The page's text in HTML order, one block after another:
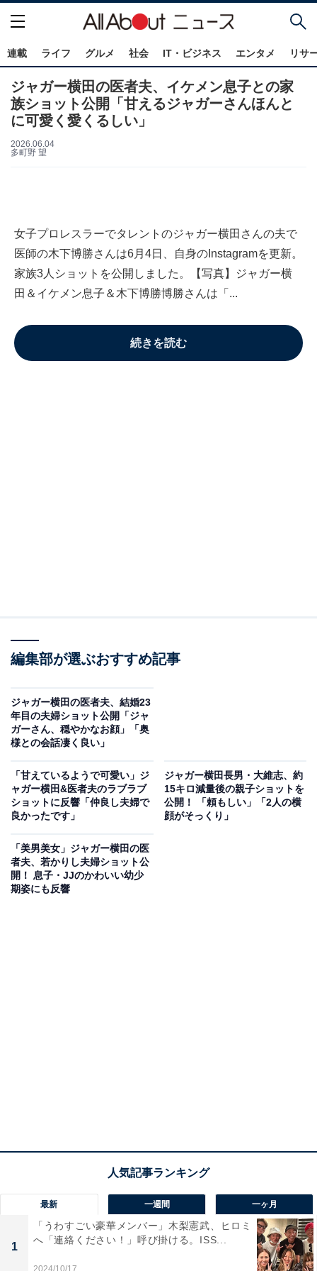
連載 ライフ グルメ 社会 IT・ビジネス エンタメ リサ
ジャガー横田の医者夫、イケメン息子との家
族ショット公開「甘えるジャガーさんほんと
に可愛く愛くるしい」
2026.06.04
多町野 望
女子プロレスラーでタレントのジャガー横田さんの夫で
医師の木下博勝さんは6月4日、自身のInstagramを更新。
家族3人ショットを公開しました。【写真】ジャガー横
田＆イケメン息子＆木下博勝博勝さんは「...
続きを読む
編集部が選ぶおすすめ記事
ジャガー横田の医者夫、結婚23
年目の夫婦ショット公開「ジャ
ガーさん、穏やかなお顔」「奥
様との会話凄く良い」
「甘えているようで可愛い」ジ
ャガー横田&医者夫のラブラブ
ショットに反響「仲良し夫婦で
良かったです」
ジャガー横田長男・大維志、約
15キロ減量後の親子ショットを
公開！ 「頼もしい」「2人の横
顔がそっくり」
「美男美女」ジャガー横田の医
者夫、若かりし夫婦ショット公
開！ 息子・JJのかわいい幼少
期姿にも反響
最新 一週間 一ヶ月
1
「うわすごい豪華メンバー」木梨憲武、ヒロミ
へ「連絡ください！」呼び掛ける。ISS...